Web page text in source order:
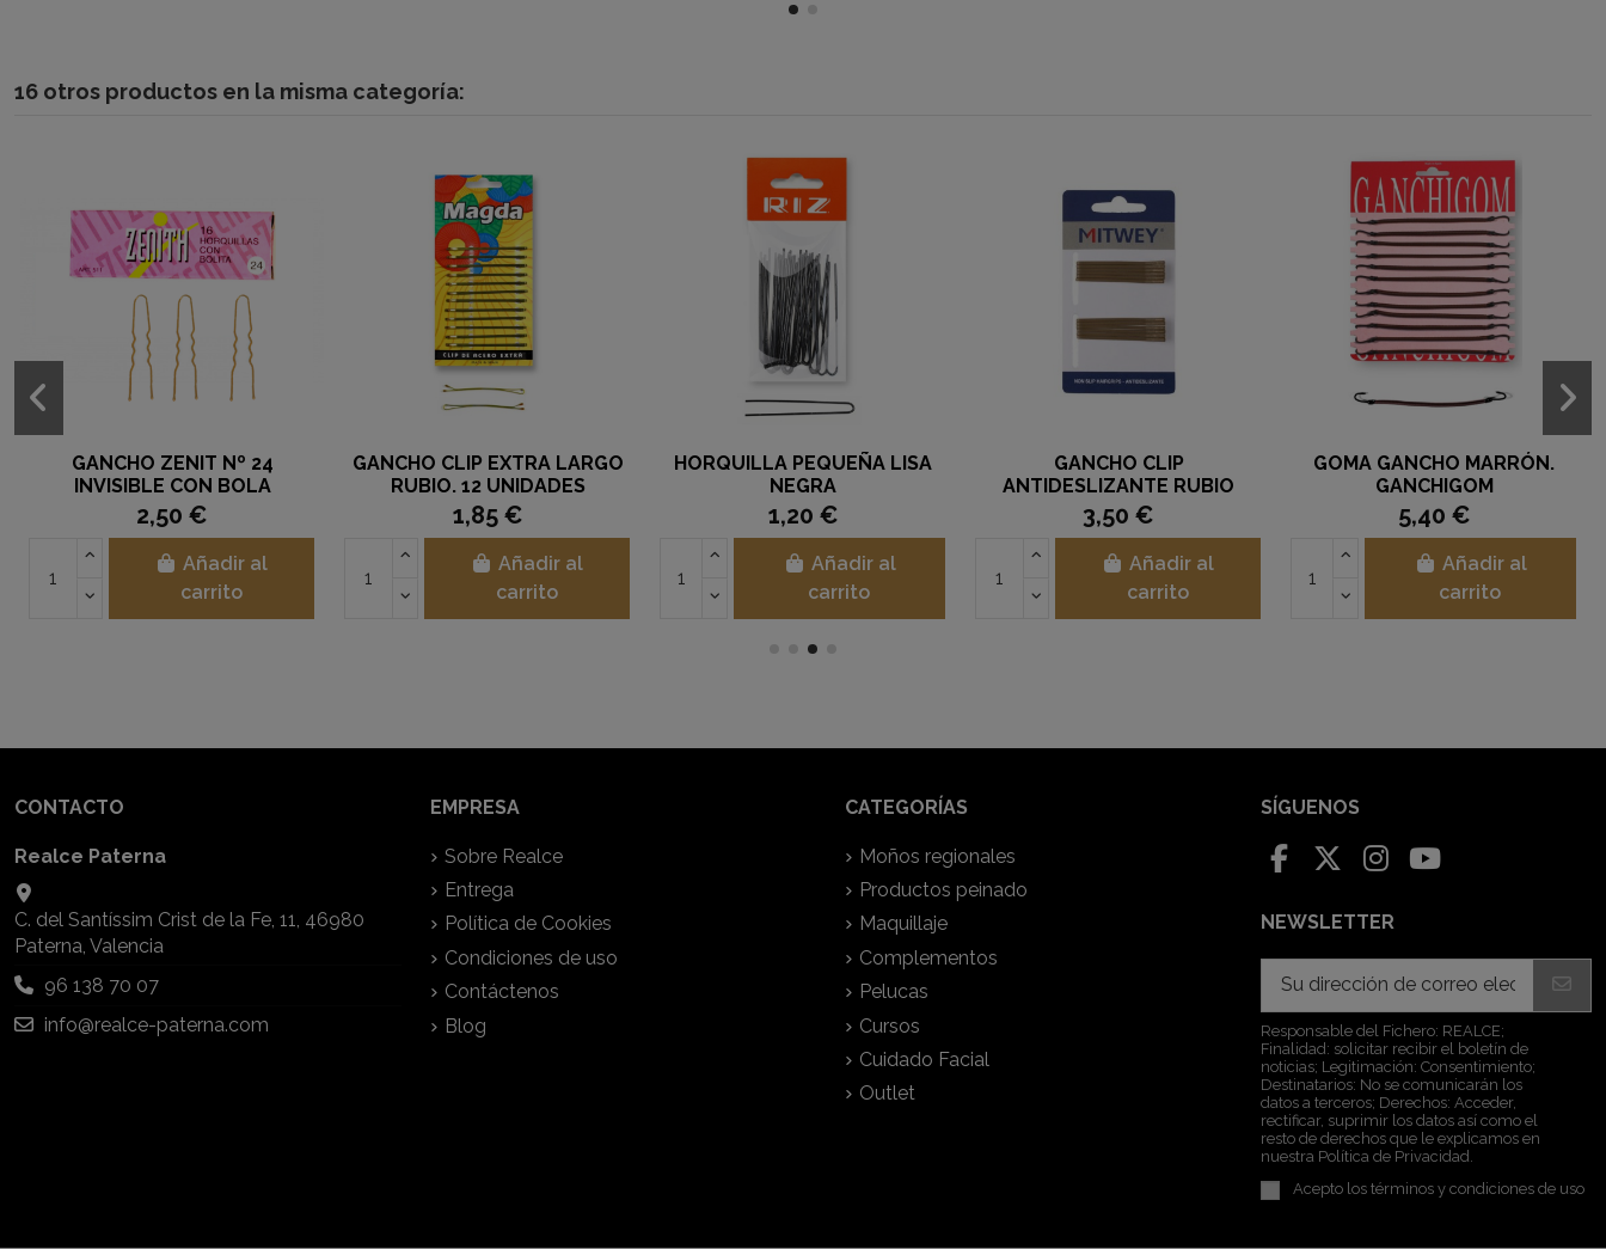
16 otros productos en la misma categoría:
GANCHO ZENIT Nº 24
INVISIBLE CON BOLA
2,50 €
Añadir al
carrito
GANCHO CLIP EXTRA LARGO
RUBIO. 12 UNIDADES
1,85 €
Añadir al
carrito
HORQUILLA PEQUEÑA LISA
NEGRA
1,20 €
Añadir al
carrito
GANCHO CLIP
ANTIDESLIZANTE RUBIO
3,50 €
Añadir al
carrito
GOMA GANCHO MARRÓN.
GANCHIGOM
5,40 €
Añadir al
carrito
CONTACTO
Realce Paterna
C. del Santíssim Crist de la Fe, 11, 46980
Paterna, Valencia
96 138 70 07
info@realce-paterna.com
EMPRESA
Sobre Realce
Entrega
Política de Cookies
Condiciones de uso
Contáctenos
Blog
CATEGORÍAS
Moños regionales
Productos peinado
Maquillaje
Complementos
Pelucas
Cursos
Cuidado Facial
Outlet
SÍGUENOS
NEWSLETTER
Responsable del Fichero: REALCE;
Finalidad: solicitar recibir el boletín de
noticias; Legitimación: Consentimiento;
Destinatarios: No se comunicarán los
datos a terceros; Derechos: Acceder,
rectificar, suprimir los datos así como el
resto de derechos que le explicamos en
nuestra Política de Privacidad.
Acepto lostérminos y condiciones de uso